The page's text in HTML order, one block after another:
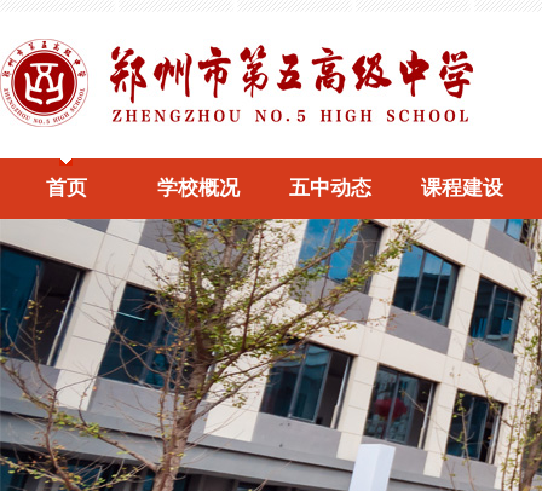
首页 学校概况 五中动态 课程建设